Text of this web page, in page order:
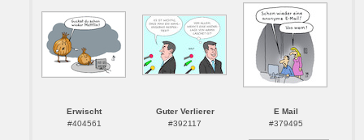
Erwischt
#404561
Guter Verlierer
#392117
E Mail
#379495